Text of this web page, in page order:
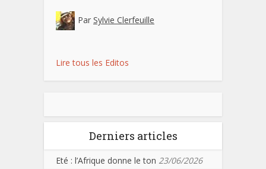
Par Sylvie Clerfeuille
Lire tous les Editos
Derniers articles
Eté : l’Afrique donne le ton 23/06/2026